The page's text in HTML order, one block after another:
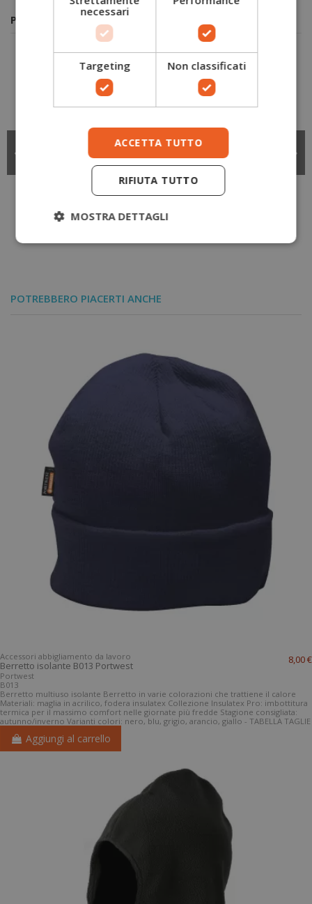
Potrebbero piacerti anche
Portwest
9,00 €
Scaldacollo in pile
Portwest
Berretto isolante B013
POTREBBERO PIACERTI ANCHE
Accessori abbigliamento da lavoro
Berretto isolante B013 Portwest
Portwest
B013
8,00 €
Berretto multiuso isolante Berretto in varie colorazioni che trattiene il calore
Materiali: maglia in acrilico, fodera insulatex Collezione Insulatex Pro: imbottitura
termica per il massimo comfort nelle giornate più fredde Stagione consigliata:
autunno/inverno Varianti colori: nero, blu, grigio, arancio, giallo - TABELLA TAGLIE
Aggiungi al carrello
necessari
Targeting Non classificati
ACCETTA TUTTO
RIFIUTA TUTTO
MOSTRA DETTAGLI